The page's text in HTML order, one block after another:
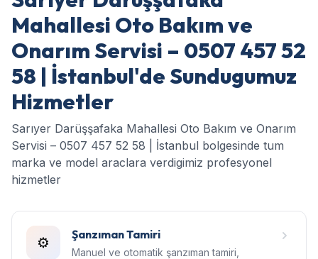
Mahallesi Oto Bakım ve
Onarım Servisi – 0507 457 52
58 | İstanbul'de Sundugumuz
Hizmetler
Sarıyer Darüşşafaka Mahallesi Oto Bakım ve Onarım
Servisi – 0507 457 52 58 | İstanbul bolgesinde tum
marka ve model araclara verdigimiz profesyonel
hizmetler
⚙️ Şanzıman Tamiri
Manuel ve otomatik şanzıman tamiri,